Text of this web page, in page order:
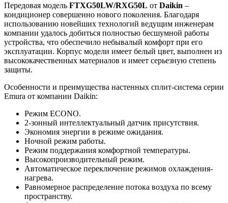
Передовая модель FTXG50LW/RXG50L от Daikin –
кондиционер совершенно нового поколения. Благодаря
использованию новейших технологий ведущим инженерам
компании удалось добиться полностью бесшумной работы
устройства, что обеспечило небывалый комфорт при его
эксплуатации. Корпус модели имеет белый цвет, выполнен из
высококачественных материалов и имеет серьезную степень
защиты.
Особенности и преимущества настенных сплит-система серии
Emura от компании Daikin:
Режим ЕCONO.
2-зонный интеллектуальный датчик присутствия.
Экономия энергии в режиме ожидания.
Ночной режим работы.
Режим поддержания комфортной температуры.
Высокопроизводительный режим.
Автоматическое переключение режимов охлаждения-
нагрева.
Равномерное распределение потока воздуха по всему
пространству.